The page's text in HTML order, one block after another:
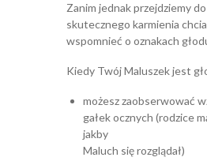
Zanim jednak przejdziemy
skutecznego karmienia
wspomnieć o oznakach
Kiedy Twój Maluszek jest
możesz zaobserwować
gałek ocznych (rodzice
jakby
Maluch się rozglądał)